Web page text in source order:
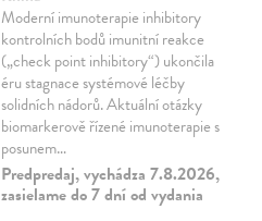
Moderní imunoterapie inhibitory
kontrolních bodů imunitní reakce
(„check point inhibitory“) ukončila
éru stagnace systémové léčby
solidních nádorů. Aktuální otázky
biomarkerově řízené imunoterapie s
posunem…
Predpredaj, vychádza 7.8.2026,
zasielame do 7 dní od vydania